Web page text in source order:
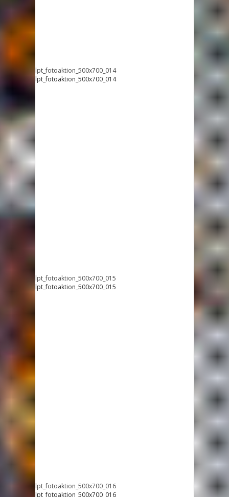
lpt_fotoaktion_500x700_014
lpt_fotoaktion_500x700_014
lpt_fotoaktion_500x700_015
lpt_fotoaktion_500x700_015
lpt_fotoaktion_500x700_016
lpt_fotoaktion_500x700_016